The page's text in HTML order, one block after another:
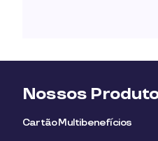
Nossos
Cartão Multibenefícios